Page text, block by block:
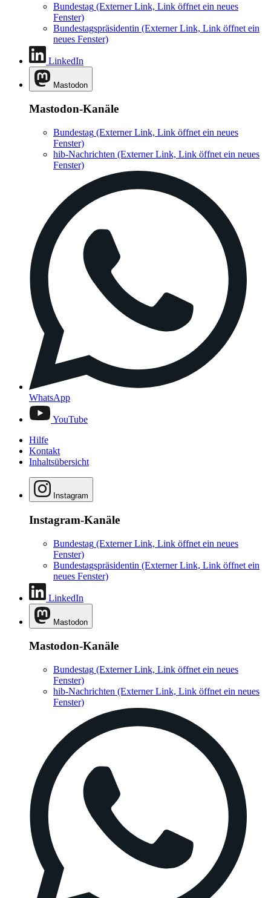
Bundestag (Externer Link, Link öffnet ein neues
Fenster)
Bundestagspräsidentin (Externer Link, Link öffnet ein
neues Fenster)
LinkedIn
Mastodon
Mastodon-Kanäle
Bundestag (Externer Link, Link öffnet ein neues
Fenster)
hib-Nachrichten (Externer Link, Link öffnet ein neues
Fenster)
WhatsApp
YouTube
Hilfe
Kontakt
Inhaltsübersicht
Instagram
Instagram-Kanäle
Bundestag (Externer Link, Link öffnet ein neues
Fenster)
Bundestagspräsidentin (Externer Link, Link öffnet ein
neues Fenster)
LinkedIn
Mastodon
Mastodon-Kanäle
Bundestag (Externer Link, Link öffnet ein neues
Fenster)
hib-Nachrichten (Externer Link, Link öffnet ein neues
Fenster)